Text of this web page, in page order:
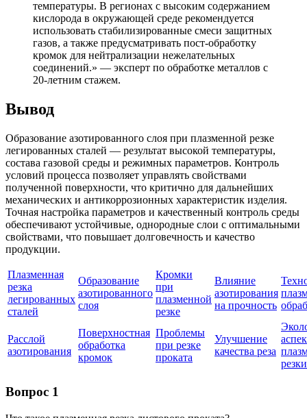
температуры. В регионах с высоким содержанием
кислорода в окружающей среде рекомендуется
использовать стабилизированные смеси защитных
газов, а также предусматривать пост-обработку
кромок для нейтрализации нежелательных
соединений.» — эксперт по обработке металлов с
20-летним стажем.
Вывод
Образование азотированного слоя при плазменной резке
легированных сталей — результат высокой температуры,
состава газовой среды и режимных параметров. Контроль
условий процесса позволяет управлять свойствами
полученной поверхности, что критично для дальнейших
механических и антикоррозионных характеристик изделия.
Точная настройка параметров и качественный контроль среды
обеспечивают устойчивые, однородные слои с оптимальными
свойствами, что повышает долговечность и качество
продукции.
Плазменная
резка
легированных
сталей
Образование
азотированного
слоя
Кромки
при
плазменной
резке
Влияние
азотирования
на прочность
Расслой
азотирования
Поверхностная
обработка
кромок
Проблемы
при резке
проката
Улучшение
качества реза
резки
Вопрос 1